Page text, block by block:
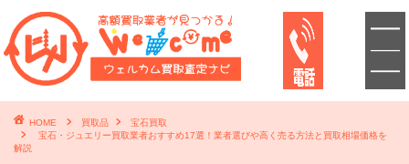
HOME 買取品
宝石買取
宝石・ジュエリー買取業者おすすめ17選！業者選びや高く売る方法と買取相場価格を
解説